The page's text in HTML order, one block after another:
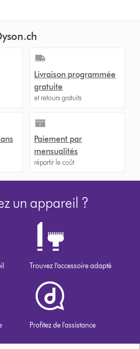
Livraison programmée
gratuite
et retours gratuits
Paiement par
mensualités
répartir le coût
un appareil ?
Trouvez l’accessoire adapté
Profitez de l'assistance